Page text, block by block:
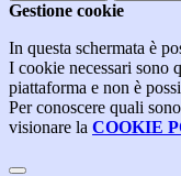
Gestione cookie
In questa schermata è
I cookie necessari sono
piattaforma e non è
Per conoscere quali
visionare la COOKIE